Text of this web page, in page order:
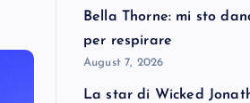
Bella Thorne: mi sto
per respirare
August 7, 2026
La star di Wicked